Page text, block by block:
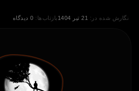
نگارش شده در: 21 تیر 1404 بازتاب‌ها: 0 دیدگاه